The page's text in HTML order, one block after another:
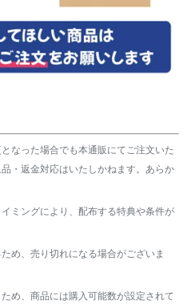
なった場合でも本通販にてご注文いた
・返金対応はいたしかねます。あらか
ミングにより、配布する特典や条件が
め、売り切れになる場合がございま
め、商品には購入可能数が設定されて